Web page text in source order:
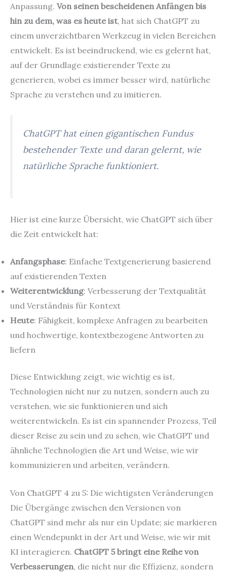
Anpassung. Von seinen bescheidenen Anfängen bis
hin zu dem, was es heute ist, hat sich ChatGPT zu
einem unverzichtbaren Werkzeug in vielen Bereichen
entwickelt. Es ist beeindruckend, wie es gelernt hat,
auf der Grundlage existierender Texte zu
generieren, wobei es immer besser wird, natürliche
Sprache zu verstehen und zu imitieren.
ChatGPT hat einen gigantischen Fundus
bestehender Texte und daran gelernt, wie
natürliche Sprache funktioniert.
Hier ist eine kurze Übersicht, wie ChatGPT sich über
die Zeit entwickelt hat:
Anfangsphase: Einfache Textgenerierung basierend
auf existierenden Texten
Weiterentwicklung: Verbesserung der Textqualität
und Verständnis für Kontext
Heute: Fähigkeit, komplexe Anfragen zu bearbeiten
und hochwertige, kontextbezogene Antworten zu
liefern
Diese Entwicklung zeigt, wie wichtig es ist,
Technologien nicht nur zu nutzen, sondern auch zu
verstehen, wie sie funktionieren und sich
weiterentwickeln. Es ist ein spannender Prozess, Teil
dieser Reise zu sein und zu sehen, wie ChatGPT und
ähnliche Technologien die Art und Weise, wie wir
kommunizieren und arbeiten, verändern.
Von ChatGPT 4 zu 5: Die wichtigsten Veränderungen
Die Übergänge zwischen den Versionen von
ChatGPT sind mehr als nur ein Update; sie markieren
einen Wendepunkt in der Art und Weise, wie wir mit
KI interagieren. ChatGPT 5 bringt eine Reihe von
Verbesserungen, die nicht nur die Effizienz, sondern